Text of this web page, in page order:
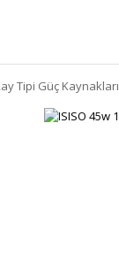
Tipi Güç Kaynakları